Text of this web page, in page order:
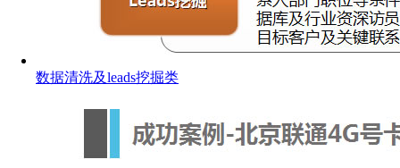
数据清洗及leads挖掘类